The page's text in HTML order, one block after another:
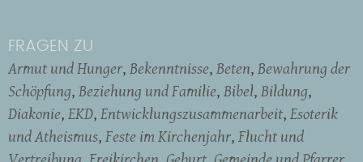
FRAGEN ZU
Armut und Hunger Bekenntnisse Beten Bewahrung der
Schöpfung Beziehung und Familie Bibel Bildung
Diakonie EKD Entwicklungszusammenarbeit Esoterik
und Atheismus Feste im Kirchenjahr Flucht und